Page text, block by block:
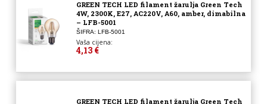
GREEN TECH LED filament žarulja Green Tech
4W, 2300K, E27, AC220V, A60, amber, dimabilna
– LFB-5001
ŠIFRA: LFB-5001
Vaša cijena:
4,13 €
GREEN TECH LED filament žarulja Green Tech